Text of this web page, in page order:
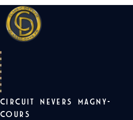
Skip
to
content
CIRCUIT NEVERS MAGNY-
COURS